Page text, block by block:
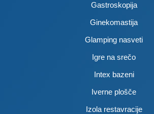
Gastroskopija
Ginekomastija
Glamping nasveti
Igre na srečo
Intex bazeni
Iverne plošče
Izola restavracije